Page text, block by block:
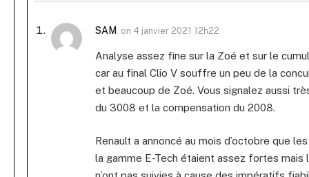
SAM on 4 janvier 2021 12h22
Analyse assez fine sur la Zoé et sur le
car au final Clio V souffre un peu de la
et beaucoup de Zoé. Vous signalez aussi
du 3008 et la compensation du 2008.
Renault a annoncé au mois d’octobre que
la gamme E-Tech étaient assez fortes mais